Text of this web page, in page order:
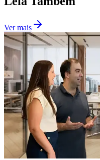
Botafogo
Ver mais